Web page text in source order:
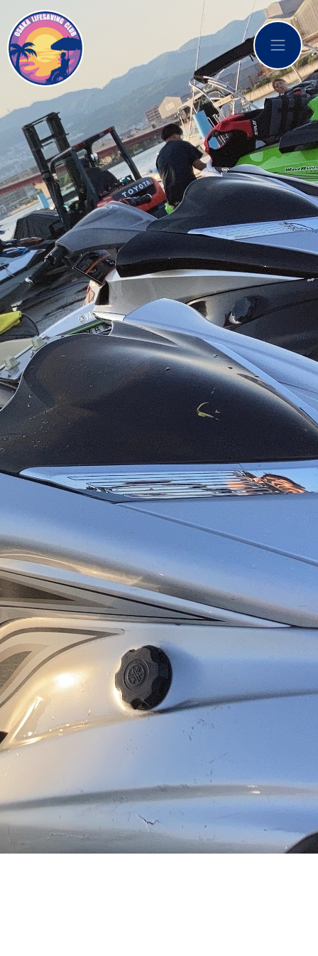
コンテンツへスキップ
メインナビゲーション